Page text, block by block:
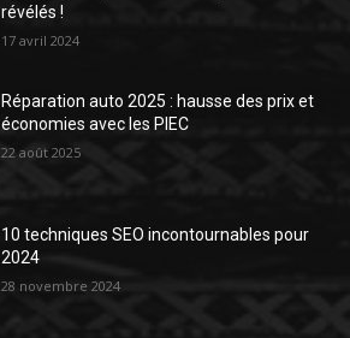
révélés !
17 avril 2024
Réparation auto 2025 : hausse des prix et
économies avec les PIEC
22 août 2025
10 techniques SEO incontournables pour
2024
28 novembre 2024